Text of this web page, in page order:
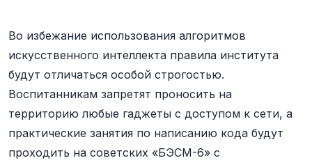
Во избежание использования алгоритмов
искусственного интеллекта правила института
будут отличаться особой строгостью.
Воспитанникам запретят проносить на
территорию любые гаджеты с доступом к сети, а
практические занятия по написанию кода будут
проходить на советских «БЭСМ-6» с